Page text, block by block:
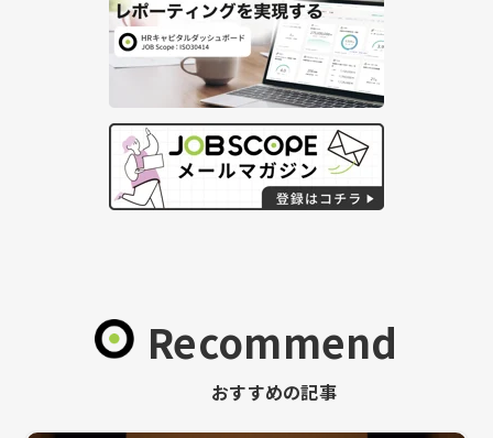
Recommend
おすすめの記事